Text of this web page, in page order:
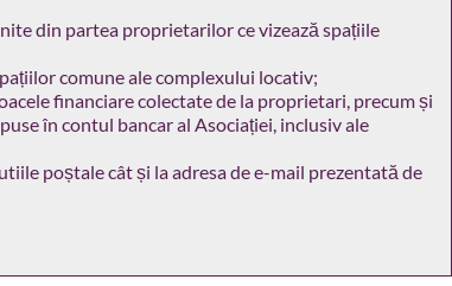
din partea proprietarilor ce vizează spațiile
comune ale complexului locativ;
financiare colectate de la proprietari, precum și
în contul bancar al Asociației, inclusiv ale
poștale cât și la adresa de e-mail prezentată de